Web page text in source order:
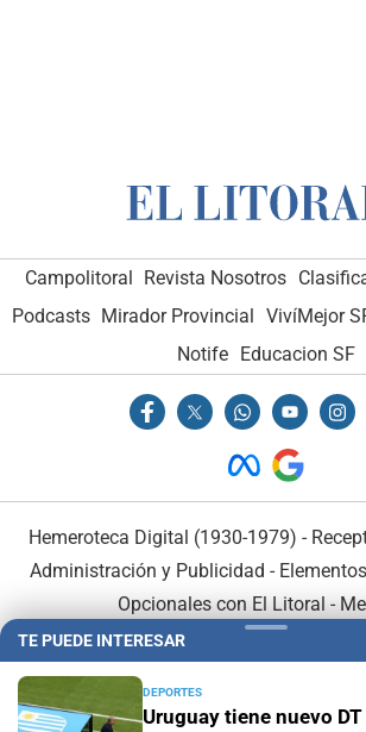
Campolitoral Revista Nosotros
Podcasts Mirador Provincial VivíMejor
Notife Educacion SF
Hemeroteca Digital (1930-1979) -
Administración y Publicidad -
Opcionales con El Litoral -
TE PUEDE INTERESAR
DEPORTES
Uruguay tiene nuevo